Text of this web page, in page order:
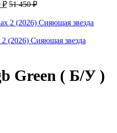
₽ 51 450₽
(2026) Сияющая звезда
Green ( Б/У )